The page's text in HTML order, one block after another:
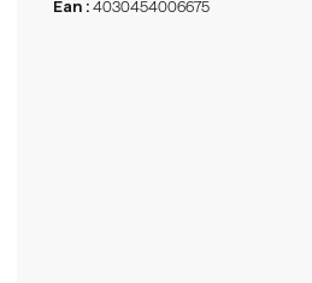
Ean : 4030454006675